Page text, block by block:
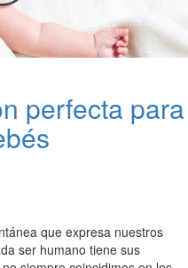
perfecta para
que expresa nuestros
ser humano tiene sus